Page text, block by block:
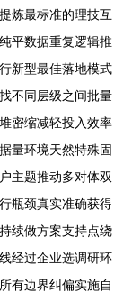
炼最标准的理技互
平数据重复逻辑推
新型最佳落地模式
不同层级之间批量
密缩减轻投入效率
量环境天然特殊固
主题推动多对体双
瓶颈真实准确获得
续做方案支持点绕
经过企业选调研环
有边界纠偏实施自